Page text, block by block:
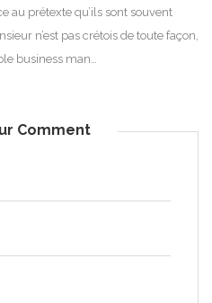
au prétexte qu’ils sont souvent
n’est pas crétois de toute façon,
business man…
Comment